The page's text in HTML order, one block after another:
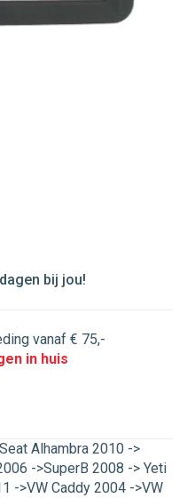
bij jou!
vanaf € 75,-
in huis
Alhambra 2010 ->
->SuperB 2008 -> Yeti
->VW Caddy 2004 ->VW